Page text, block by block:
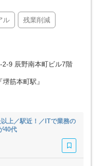
ル 残業削減
2-9 辰野南本町ビル7階
筋本町駅』
上／駅近！／ITで業務の
40代